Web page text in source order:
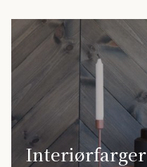
Interiørfarger